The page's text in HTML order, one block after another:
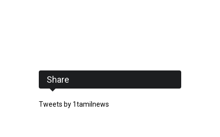
Share
Tweets by 1tamilnews